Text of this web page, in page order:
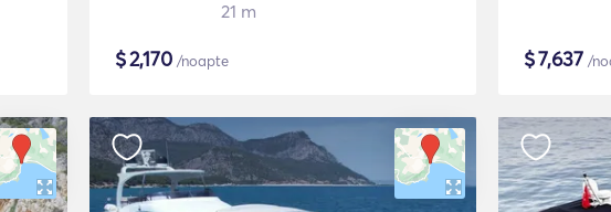
21 m
$2,170 /noapte $7,637 /